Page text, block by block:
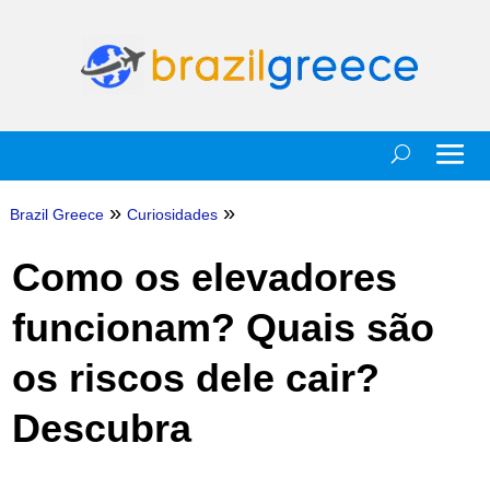
Brazil Greece » Curiosidades »
Como os elevadores
funcionam? Quais são
os riscos dele cair?
Descubra